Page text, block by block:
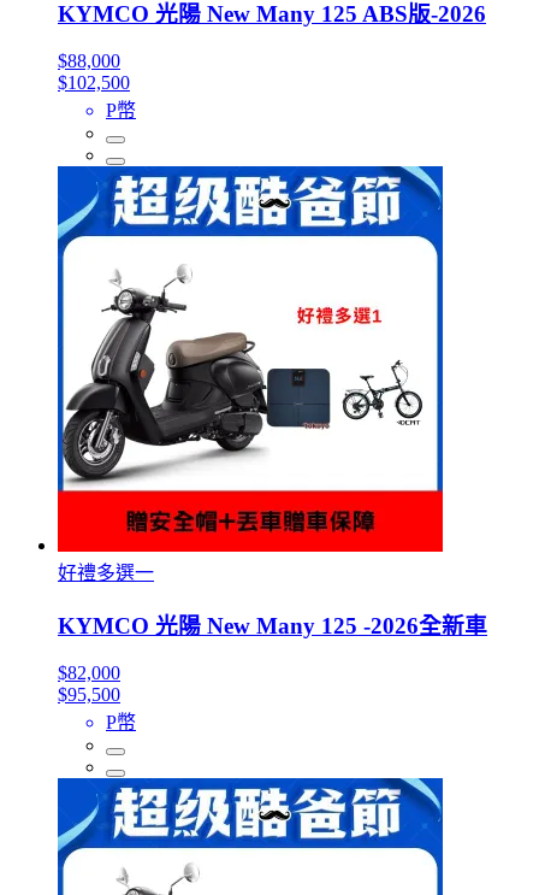
KYMCO 光陽 New Many 125 ABS版-2026
$88,000
$102,500
P幣
好禮多選一
KYMCO 光陽 New Many 125 -2026全新車
$82,000
$95,500
P幣